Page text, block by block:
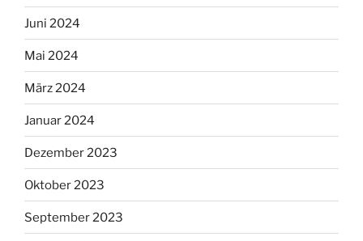
Juni 2024
Mai 2024
März 2024
Januar 2024
Dezember 2023
Oktober 2023
September 2023